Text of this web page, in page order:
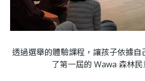
透過選舉的體驗課程，讓孩子依據自
了第一屆的 Wawa 森林民